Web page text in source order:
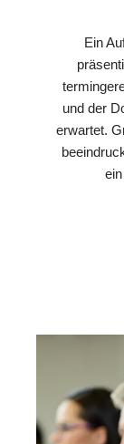
Ein
und der
erwartet.